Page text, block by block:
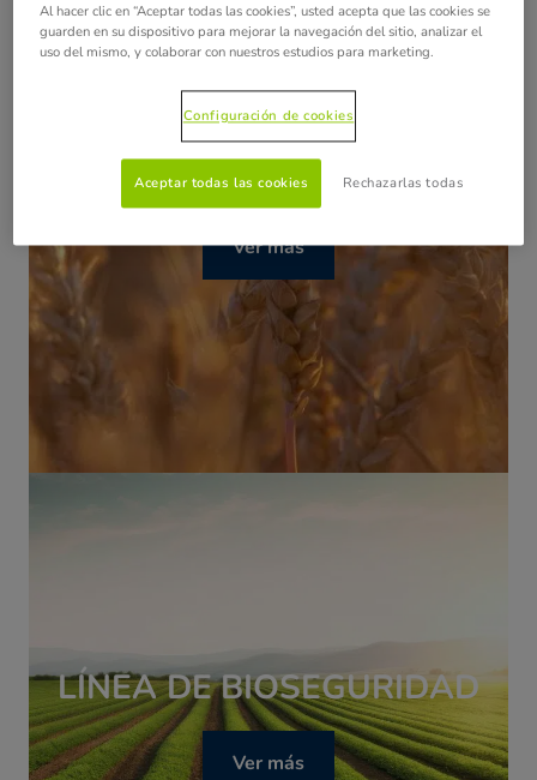
LÍNEA DE ADITIVOS
Ver más
LÍNEA DEBIOSEGURIDAD
Ver más
Al hacer clic en “Aceptar todas las cookies”, usted acepta que las cookies se
guarden en su dispositivo para mejorar la navegación del sitio, analizar el
uso del mismo, y colaborar con nuestros estudios para marketing.
Configuración de cookies
Rechazarlas todas
Aceptar todas las cookies